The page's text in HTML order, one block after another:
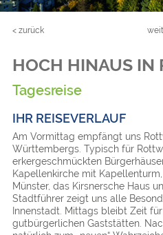
< zurück
HOCH HINAUS IN
Tagesreise
IHR REISEVERLAUF
Am Vormittag empfängt uns
Württembergs. Typisch für
erkergeschmückten
Kapellenkirche mit
Münster, das Kirsnersche Haus
Stadtführer zeigt uns alle
Innenstadt. Mittags bleibt Zeit
gutbürgerlichen Gaststätten.